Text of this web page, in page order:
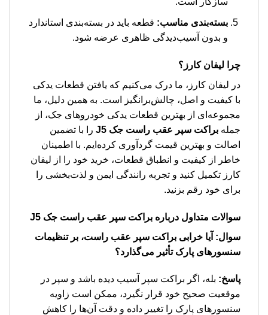
بسته‌بندی مناسب: قطعه باید در بسته‌بندی استاندارد
و بدون آسیب‌دیدگی ظاهری عرضه شود.
چرا لیفان کارز؟
در لیفان کارز، ما درک می‌کنیم که یافتن قطعات یدکی
با کیفیت و اصل، چالش‌برانگیز است. به همین دلیل، ما
مجموعه‌ای از بهترین قطعات یدکی خودروهای جک، از
جمله براکت سپر عقب راست جک J5
را با تضمین
اصالت و بهترین قیمت گردآوری کرده‌ایم. با اطمینان
خاطر از کیفیت و انطباق قطعات، خرید خود را از لیفان
کارز تکمیل کنید و تجربه رانندگی ایمن و لذت‌بخشی را
برای خود رقم بزنید.
سوالات متداول درباره براکت سپر عقب راست جک J5
سوال: آیا خرابی براکت سپر عقب راست، بر تنظیمات
سنسورهای پارک تأثیر می‌گذارد؟
پاسخ: بله، اگر براکت سپر آسیب دیده باشد و سپر در
موقعیت صحیح خود قرار نگیرد، ممکن است زاویه
سنسورهای پارک را تغییر داده و دقت آن‌ها را کاهش